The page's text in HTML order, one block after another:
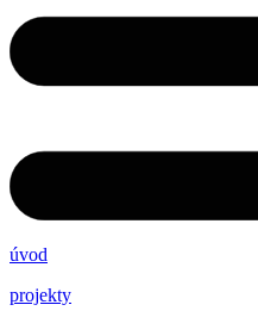
úvod
projekty